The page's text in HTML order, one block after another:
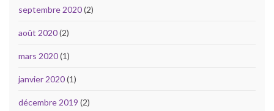
septembre 2020(2)
août 2020(2)
mars 2020(1)
janvier 2020(1)
décembre 2019 (2)